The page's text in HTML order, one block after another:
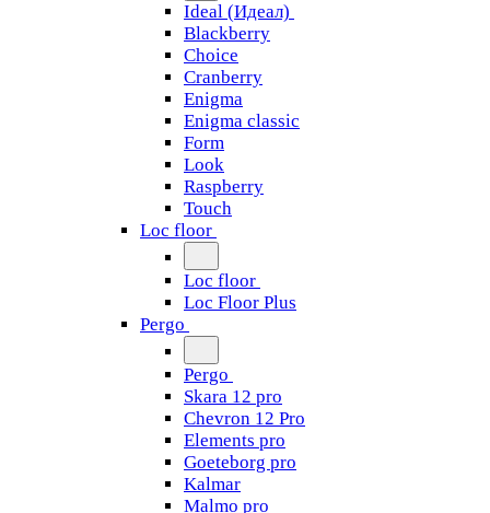
Ideal (Идеал)
Blackberry
Choice
Cranberry
Enigma
Enigma classic
Form
Look
Raspberry
Touch
Loc floor
Loc floor
Loc Floor Plus
Pergo
Pergo
Skara 12 pro
Chevron 12 Pro
Elements pro
Goeteborg pro
Kalmar
Malmo pro